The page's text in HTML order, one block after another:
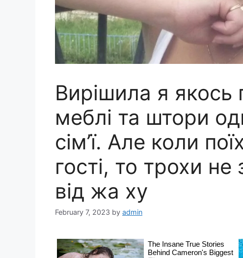
Вирішила я якось
меблі та штори
сім’ї. Але коли
гості, то трохи
від жа ху
February 7, 2023 by admin